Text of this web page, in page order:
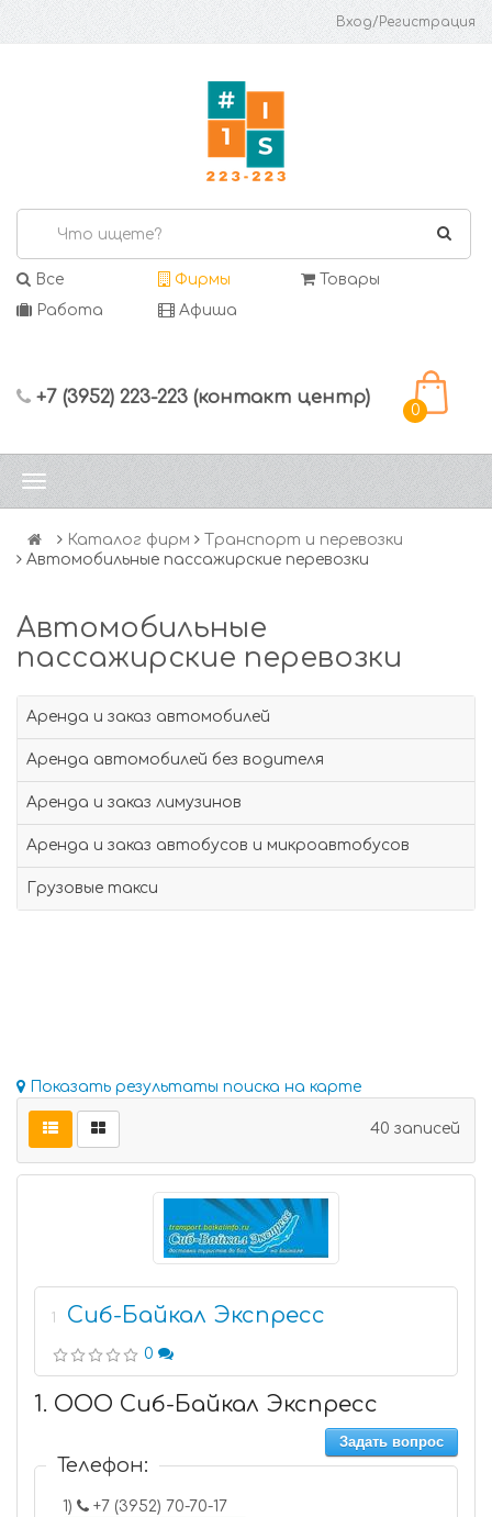
Вход/Регистрация
Все Фирмы
Товары
Работа
Афиша
+7 (3952) 223-223 (контакт центр)
0
Каталог фирм
Транспорт и перевозки
Автомобильные пассажирские перевозки
Автомобильные
пассажирские перевозки
Аренда и заказ автомобилей
Аренда автомобилей без водителя
Аренда и заказ лимузинов
Аренда и заказ автобусов и микроавтобусов
Грузовые такси
Показать результаты поиска на карте
40 записей
1 Сиб-Байкал Экспресс
0
1. ООО Сиб-Байкал Экспресс
Задать вопрос
Телефон:
1)
+7 (3952) 70-70-17